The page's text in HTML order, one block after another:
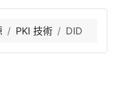
PKI 技術 DID